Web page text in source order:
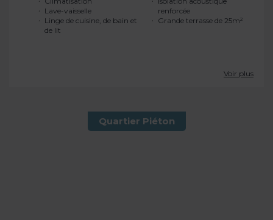
Lave-vaisselle
Linge de cuisine, de bain et
de lit
renforcée
Grande terrasse de 25m²
Voir plus
Quartier Piéton